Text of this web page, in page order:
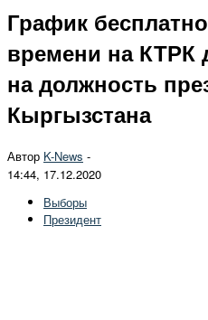
График
времени на КТРК
на должность
Кыргызстана
Автор K-News -
14:44, 17.12.2020
Выборы
Президент